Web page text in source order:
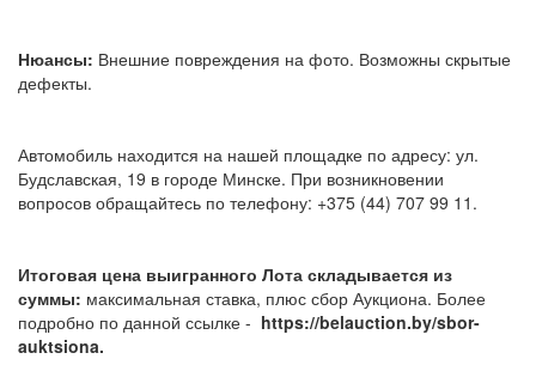
Нюансы: Внешние повреждения на фото. Возможны скрытые
дефекты.
Автомобиль находится на нашей площадке по адресу: ул.
Будславская, 19 в городе Минске. При возникновении
вопросов обращайтесь по телефону: +375 (44) 707 99 11.
Итоговая цена выигранного Лота складывается из
суммы: максимальная ставка, плюс сбор Аукциона. Более
подробно по данной ссылке - https://belauction.by/sbor-
auktsiona.